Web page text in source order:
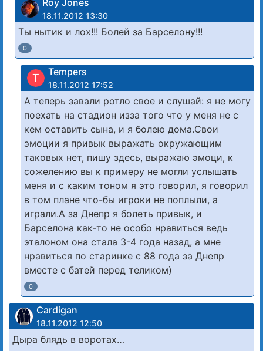
Roy Jones
18.11.2012 13:30
Ты нытик и лох!!! Болей за Барселону!!!
0
T Tempers
18.11.2012 17:52
А теперь завали ротло свое и слушай: я не могу
поехать на стадион изза того что у меня не с
кем оставить сына, и я болею дома.Свои
эмоции я привык выражать окружающим
таковых нет, пишу здесь, выражаю эмоци, к
сожелению вы к примеру не могли услышать
меня и с каким тоном я это говорил, я говорил
в том плане что-бы игроки не поплыли, а
играли.А за Днепр я болеть привык, и
Барселона как-то не особо нравиться ведь
эталоном она стала 3-4 года назад, а мне
нравиться по старинке с 88 года за Днепр
вместе с батей перед теликом)
0
Cardigan
18.11.2012 12:50
Дыра блядь в воротах…